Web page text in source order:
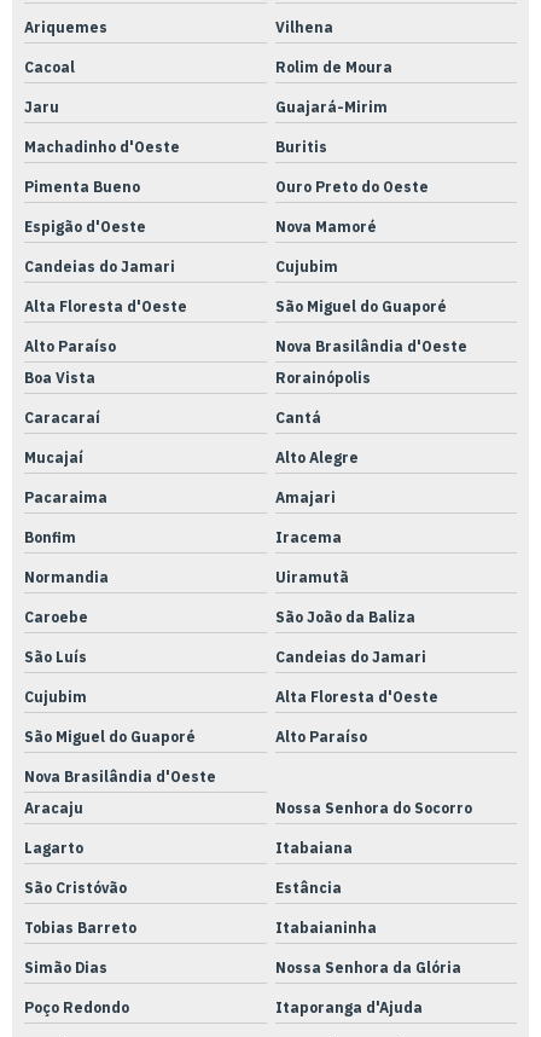
Ariquemes Vilhena
Cacoal Rolim de Moura
Jaru Guajará-Mirim
Machadinho d'Oeste Buritis
Pimenta Bueno Ouro Preto do Oeste
Espigão d'Oeste Nova Mamoré
Candeias do Jamari Cujubim
Alta Floresta d'Oeste São Miguel do Guaporé
Alto Paraíso
Nova Brasilândia d'Oeste
Boa Vista
Rorainópolis
Caracaraí Cantá
Mucajaí Alto Alegre
Pacaraima Amajari
Bonfim Iracema
Normandia Uiramutã
Caroebe São João da Baliza
São Luís Candeias do Jamari
Cujubim Alta Floresta d'Oeste
São Miguel do Guaporé Alto Paraíso
Nova Brasilândia d'Oeste
Aracaju
Nossa Senhora do Socorro
Lagarto Itabaiana
São Cristóvão Estância
Tobias Barreto Itabaianinha
Simão Dias Nossa Senhora da Glória
Poço Redondo Itaporanga d'Ajuda